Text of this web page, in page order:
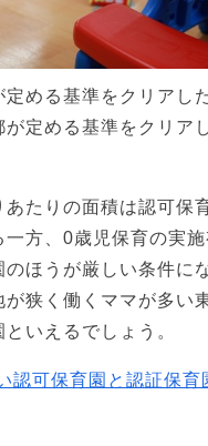
める基準をクリアし
定める基準をクリア
あたりの面積は認可保
一方、0歳児保育の実
ほうが厳しい条件に
狭く働くママが多い
いえるでしょう。
認可保育園と認証保育